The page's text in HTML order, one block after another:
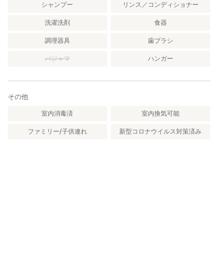
シャンプー リンス／コンディショナー
洗濯洗剤 食器
調理器具 歯ブラシ
パジャマ ハンガー
その他
室内消毒済 室内換気可能
ファミリー/子供連れ 新型コロナウイルス対策済み